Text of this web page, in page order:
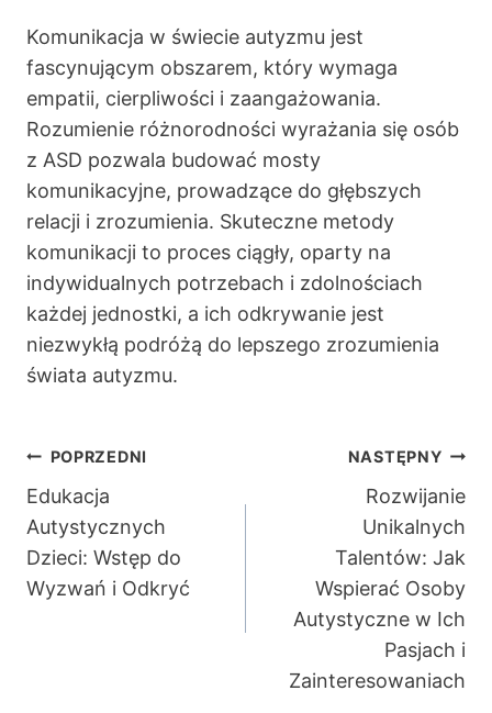
Komunikacja w świecie autyzmu jest
fascynującym obszarem, który wymaga
empatii, cierpliwości i zaangażowania.
Rozumienie różnorodności wyrażania się osób
z ASD pozwala budować mosty
komunikacyjne, prowadzące do głębszych
relacji i zrozumienia. Skuteczne metody
komunikacji to proces ciągły, oparty na
indywidualnych potrzebach i zdolnościach
każdej jednostki, a ich odkrywanie jest
niezwykłą podróżą do lepszego zrozumienia
świata autyzmu.
Nawigacja
wpisu
POPRZEDNI
Edukacja
Autystycznych
Dzieci: Wstęp do
Wyzwań i Odkryć
NASTĘPNY
Rozwijanie
Unikalnych
Talentów: Jak
Wspierać Osoby
Autystyczne w Ich
Pasjach i
Zainteresowaniach